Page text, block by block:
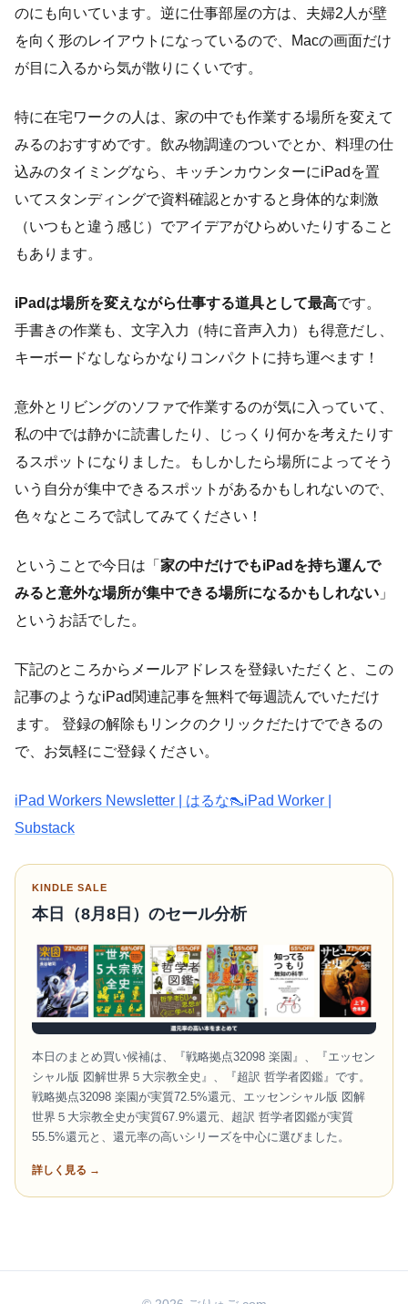
のにも向いています。逆に仕事部屋の方は、夫婦2人が壁
を向く形のレイアウトになっているので、Macの画面だけ
が目に入るから気が散りにくいです。
特に在宅ワークの人は、家の中でも作業する場所を変えて
みるのおすすめです。飲み物調達のついでとか、料理の仕
込みのタイミングなら、キッチンカウンターにiPadを置
いてスタンディングで資料確認とかすると身体的な刺激
（いつもと違う感じ）でアイデアがひらめいたりすること
もあります。
iPadは場所を変えながら仕事する道具として最高です。
手書きの作業も、文字入力（特に音声入力）も得意だし、
キーボードなしならかなりコンパクトに持ち運べます！
意外とリビングのソファで作業するのが気に入っていて、
私の中では静かに読書したり、じっくり何かを考えたりす
るスポットになりました。もしかしたら場所によってそう
いう自分が集中できるスポットがあるかもしれないので、
色々なところで試してみてください！
ということで今日は「 家の中だけでもiPadを持ち運んで
みると意外な場所が集中できる場所になるかもしれない 」
というお話でした。
下記のところからメールアドレスを登録いただくと、この
記事のようなiPad関連記事を無料で毎週読んでいただけ
ます。 登録の解除もリンクのクリックだたけでできるの
で、お気軽にご登録ください。
iPad Workers Newsletter | はるな👠iPad Worker |
Substack
KINDLE SALE
本日（8月8日）のセール分析
本日のまとめ買い候補は、『戦略拠点32098 楽園』、『エッセン
シャル版 図解世界５大宗教全史』、『超訳 哲学者図鑑』です。
戦略拠点32098 楽園が実質72.5%還元、エッセンシャル版 図解
世界５大宗教全史が実質67.9%還元、超訳 哲学者図鑑が実質
55.5%還元と、還元率の高いシリーズを中心に選びました。
詳しく見る →